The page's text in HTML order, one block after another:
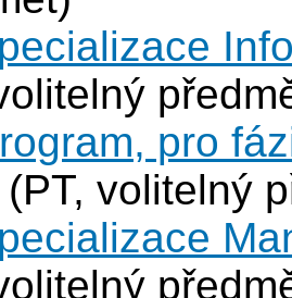
pro
(PT, volitelný